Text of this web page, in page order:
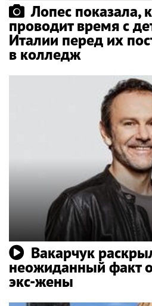
Лопес показала,
проводит время с
Италии перед их
в колледж
Вакарчук
неожиданный факт
экс-жены